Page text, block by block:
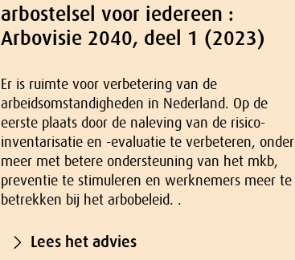
arbostelsel voor iedereen :
Arbovisie 2040, deel 1 (2023)
Er is ruimte voor verbetering van de
arbeidsomstandigheden in Nederland. Op de
eerste plaats door de naleving van de risico-
inventarisatie en -evaluatie te verbeteren, onder
meer met betere ondersteuning van het mkb,
preventie te stimuleren en werknemers meer te
betrekken bij het arbobeleid. .
Lees het advies